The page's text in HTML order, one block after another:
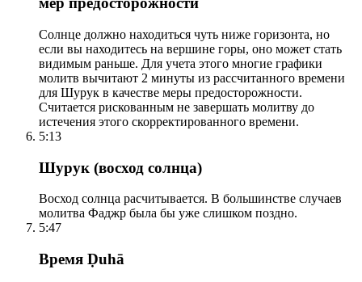
Солнце должно находиться чуть ниже горизонта, но
если вы находитесь на вершине горы, оно может стать
видимым раньше. Для учета этого многие графики
молитв вычитают 2 минуты из рассчитанного времени
для Шурук в качестве меры предосторожности.
Считается рискованным не завершать молитву до
истечения этого скорректированного времени.
5:13
Шурук (восход солнца)
Восход солнца расчитывается. В большинстве случаев
молитва Фаджр была бы уже слишком поздно.
5:47
Время Ḍuhā